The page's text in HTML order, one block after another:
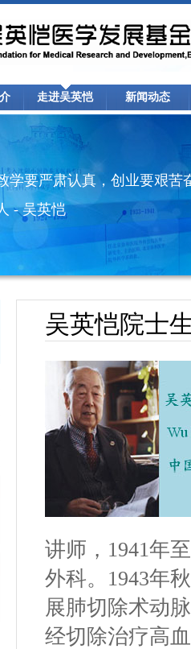
走进吴英恺 新闻动态
学要严肃认真，创业要艰苦
- 吴英恺
吴英恺院士
讲师，1941年
外科。1943年
展肺切除术动
经切除治疗高